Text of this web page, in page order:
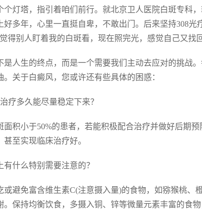
个灯塔，指引着咱们前行。就北京卫人医院白斑专科
好多年，心里一直挺自卑，不敢出门。后来坚持308光
得别人盯着我的白斑看，现在照完光，感觉自己又找
是人生的终点，而是一个需要我们主动去应对的挑战
。关于白癜风，您或许还有些具体的困惑：
疗多久能尽量稳定下来？
面积小于50%的患者，若能积极配合治疗并做好后期
甚至实现临床治疗好。
有什么特别需要注意的？
或避免富含维生素C(注意摄入量)的食物，如猕猴桃、
。保持均衡饮食，多摄入铜、锌等微量元素丰富的食